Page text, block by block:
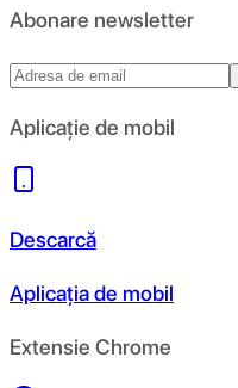
Abonare newsletter
Aplicație de mobil
Descarcă
Aplicația de mobil
Extensie Chrome